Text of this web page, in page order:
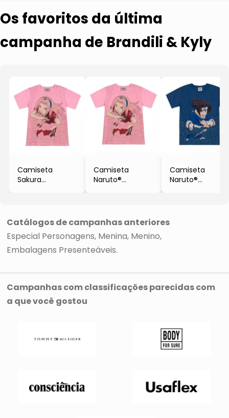
Os favoritos da última
campanha de Brandili & Kyly
Camiseta
Sakura
Camiseta
Naruto®
Camiseta
Naruto®
Catálogos de campanhas anteriores
Especial Personagens Menina Menino
Embalagens Presenteáveis
Campanhas com classificações parecidas com
a que você gostou